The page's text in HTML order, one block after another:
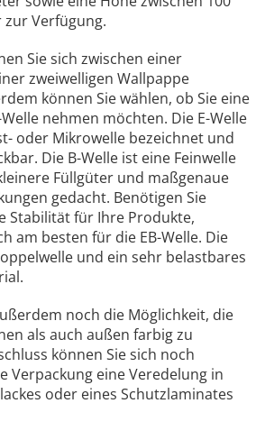
Verfügung.
Sie sich zwischen einer
zweiwelligen Wallpappe
können Sie wählen, ob Sie eine
Welle nehmen möchten. Die E-Welle
oder Mikrowelle bezeichnet und
Die B-Welle ist eine Feinwelle
Füllgüter und maßgenaue
gedacht. Benötigen Sie
Stabilität für Ihre Produkte,
am besten für die EB-Welle. Die
und ein sehr belastbares
noch die Möglichkeit, die
als auch außen farbig zu
können Sie sich noch
Verpackung eine Veredelung in
oder eines Schutzlaminates